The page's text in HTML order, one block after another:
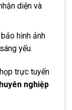
diện và
hình ảnh
yếu.
trực tuyến
nghiệp